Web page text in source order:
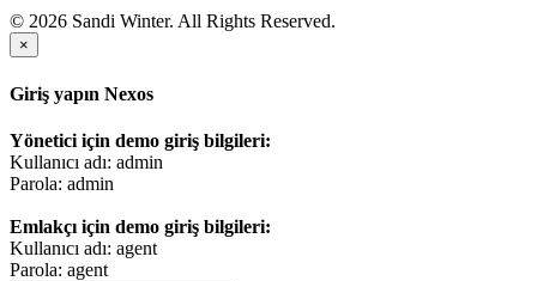
© 2026 Sandi Winter. All Rights Reserved.
×
Giriş yapın Nexos
Yönetici için demo giriş bilgileri:
Kullanıcı adı: admin
Parola: admin
Emlakçı için demo giriş bilgileri:
Kullanıcı adı: agent
Parola: agent